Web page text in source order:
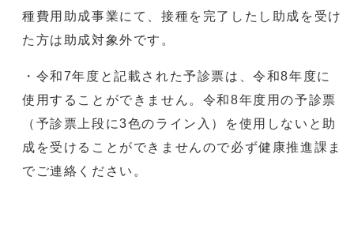
種費用助成事業にて、接種を完了したし助成を受け
た方は助成対象外です。
・令和7年度と記載された予診票は、令和8年度に
使用することができません。令和8年度用の予診票
（予診票上段に3色のライン入）を使用しないと助
成を受けることができませんので必ず健康推進課ま
でご連絡ください。